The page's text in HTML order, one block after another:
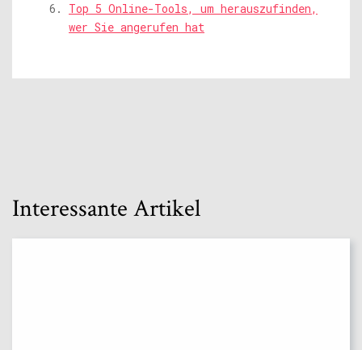
Top 5 Online-Tools, um herauszufinden,
wer Sie angerufen hat
Interessante Artikel